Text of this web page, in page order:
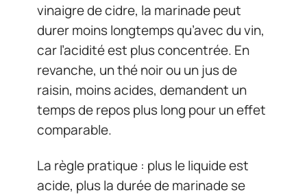
vinaigre de cidre, la marinade peut
durer moins longtemps qu’avec du vin,
car l’acidité est plus concentrée. En
revanche, un thé noir ou un jus de
raisin, moins acides, demandent un
temps de repos plus long pour un effet
comparable.
La règle pratique : plus le liquide est
acide, plus la durée de marinade se